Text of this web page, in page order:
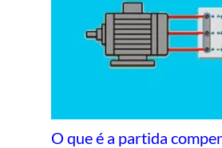
O que é a partida